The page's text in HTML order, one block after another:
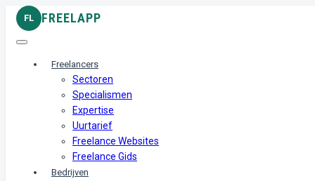
FL FREELAPP
Freelancers
Sectoren
Specialismen
Expertise
Uurtarief
Freelance Websites
Freelance Gids
Bedrijven